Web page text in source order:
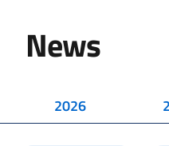
News
2026